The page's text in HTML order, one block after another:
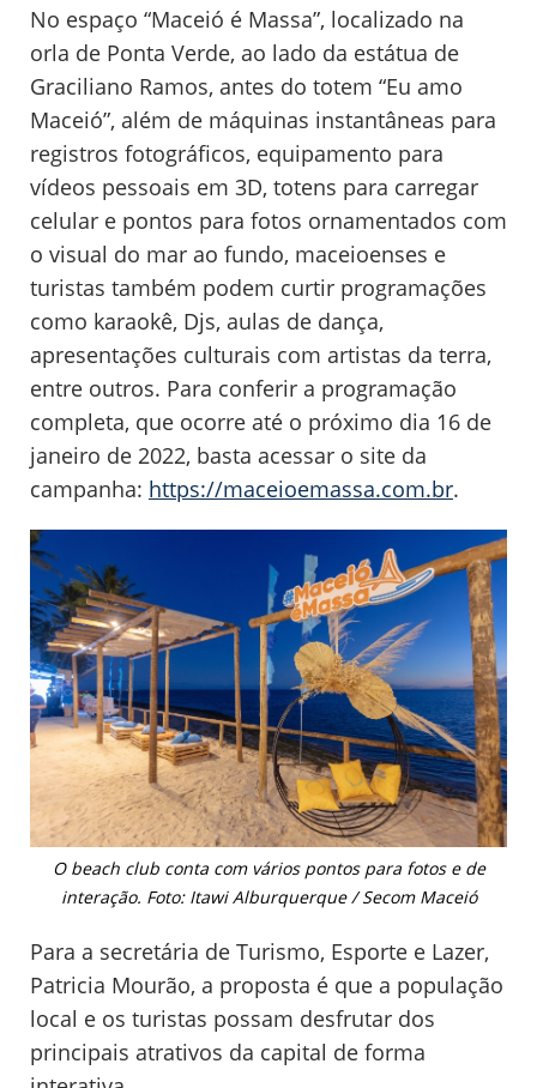
No espaço “Maceió é Massa”, localizado na
orla de Ponta Verde, ao lado da estátua de
Graciliano Ramos, antes do totem “Eu amo
Maceió”, além de máquinas instantâneas para
registros fotográficos, equipamento para
vídeos pessoais em 3D, totens para carregar
celular e pontos para fotos ornamentados com
o visual do mar ao fundo, maceioenses e
turistas também podem curtir programações
como karaokê, Djs, aulas de dança,
apresentações culturais com artistas da terra,
entre outros. Para conferir a programação
completa, que ocorre até o próximo dia 16 de
janeiro de 2022, basta acessar o site da
campanha: https://maceioemassa.com.br.
O beach club conta com vários pontos para fotos e de
interação. Foto: Itawi Alburquerque / Secom Maceió
Para a secretária de Turismo, Esporte e Lazer,
Patricia Mourão, a proposta é que a população
local e os turistas possam desfrutar dos
principais atrativos da capital de forma